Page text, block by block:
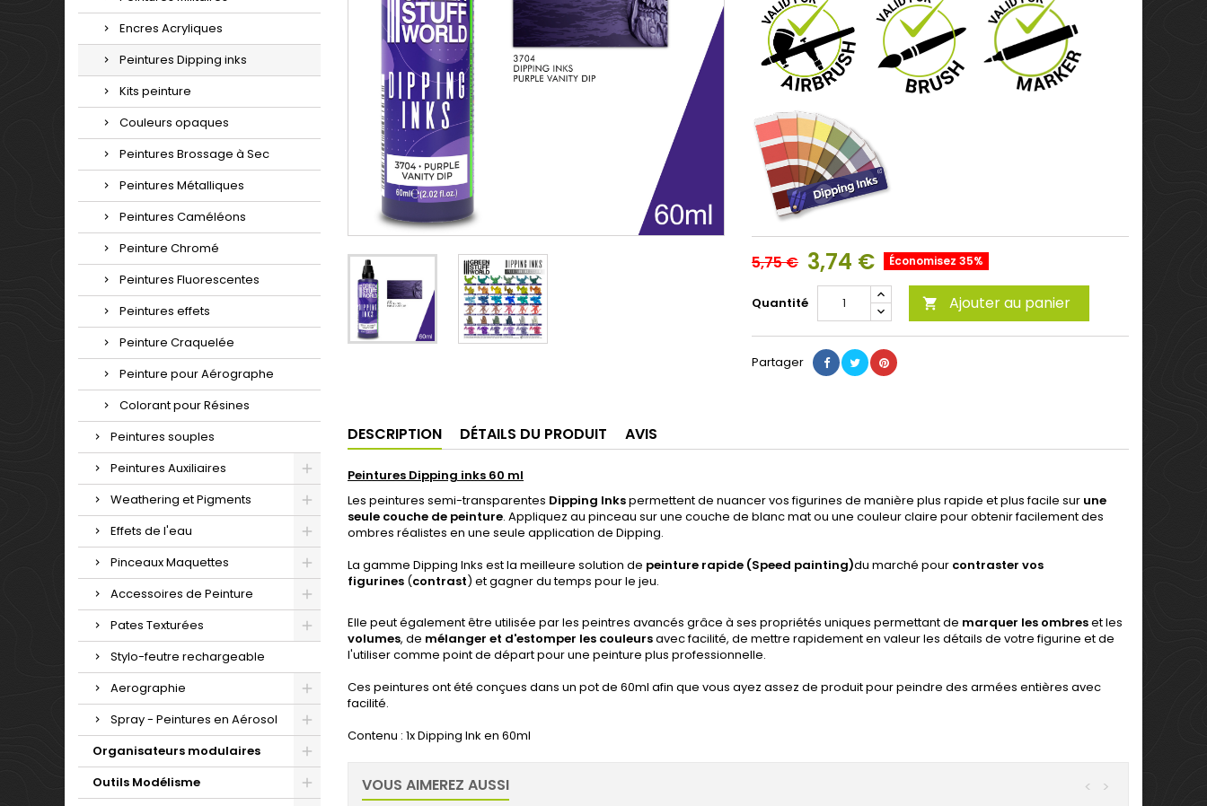
Encres Acryliques
Peintures Dipping inks
Kits peinture
Couleurs opaques
Peintures Brossage à Sec
Peintures Métalliques
Peintures Caméléons
Peinture Chromé
Peintures Fluorescentes
Peintures effets
Peinture Craquelée
Peinture pour Aérographe
Colorant pour Résines
Peintures souples
Peintures Auxiliaires
Weathering et Pigments
Effets de l'eau
Pinceaux Maquettes
Accessoires de Peinture
Pates Texturées
Stylo-feutre rechargeable
Aerographie
Spray - Peintures en Aérosol
Organisateurs modulaires
Outils Modélisme
5,75 € 3,74 € Économisez 35%
Quantité  Ajouter au panier
Partager
DESCRIPTION DÉTAILS DU PRODUIT AVIS
Peintures Dipping inks 60 ml
Les peintures semi-transparentes Dipping Inkspermettent de nuancer vos figurines de manière plus rapide et plus facile sur une
seule couche de peinture. Appliquez au pinceau sur une couche de blanc mat ou une couleur claire pour obtenir facilement des
ombres réalistes en une seule application de Dipping.
La gamme Dipping Inks est la meilleure solution de peinture rapide (Speed painting)du marché pour contraster vos
figurines (contrast) et gagner du temps pour le jeu.
Elle peut également être utilisée par les peintres avancés grâce à ses propriétés uniques permettant de marquer les ombreset les
volumes, de mélanger et d'estomper les couleursavec facilité, de mettre rapidement en valeur les détails de votre figurine et de
l'utiliser comme point de départ pour une peinture plus professionnelle.
Ces peintures ont été conçues dans un pot de 60ml afin que vous ayez assez de produit pour peindre des armées entières avec
facilité.
Contenu : 1x Dipping Ink en 60ml
VOUS AIMEREZ AUSSI >
<